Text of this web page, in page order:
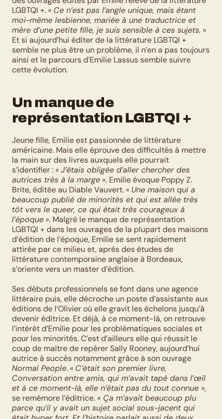
LGBTQI +. « Ce n’est pas l’angle unique, mais étant
moi-même lesbienne, mariée à une traductrice et
mère d’une petite fille, je suis sensible à ces sujets. »
Et si aujourd’hui éditer de la littérature LGBTQI +
semble ne plus être un problème, il n’en a pas toujours
ainsi et le parcours d’Emilie Lassus semble suivre
cette évolution.
Un manque de
représentation LGBTQI +
Jeune fille, Emilie est passionnée de littérature
américaine. Mais elle éprouve des difficultés à mettre
la main sur des livres auxquels elle pourrait
s’identifier : « J’étais obligée d’aller chercher des
autrices très à la marge ». Emilie évoque Poppy Z.
Brite, éditée au Diable Vauvert. « Une maison qui a
beaucoup publié de minorités et qui est allée très
tôt vers le queer, ce qui était très courageux à
l’époque ». Malgré le manque de représentation
LGBTQI + dans les ouvrages de la plupart des maisons
d’édition de l’époque, Emilie se sent rapidement
attirée par ce milieu et, après des études de
littérature contemporaine anglaise à Bordeaux,
s’oriente vers un master d’édition.
Ses débuts professionnels se font dans une agence
littéraire puis, elle décroche un poste d’assistante aux
éditions de l’Olivier où elle gravit les échelons jusqu’à
devenir éditrice. Et déjà, à ce moment-là, on retrouve
l’intérêt d’Emilie pour les problématiques sociales et
pour les minorités. C’est d’ailleurs elle qui réussit le
coup de maître de repérer Sally Rooney, aujourd’hui
Normal People. « C’était son premier livre,
Conversation entre amis, qui m’avait tapé dans l’œil
et à ce moment-là, elle n’était pas du tout connue »,
se remémore l’éditrice. « Ça m’avait beaucoup plu
parce qu’il y avait un sujet social sous-jacent qui